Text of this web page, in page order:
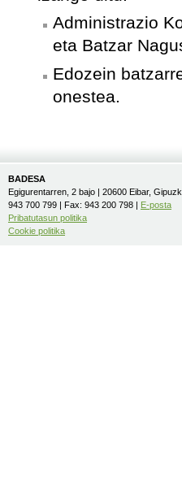
Administrazio
eta Batzar
Edozein
onestea.
BADESA
Egigurentarren, 2 bajo | 20600 Eibar,
943 700 799 | Fax: 943 200 798 | E-posta
Pribatutasun politika
Cookie politika